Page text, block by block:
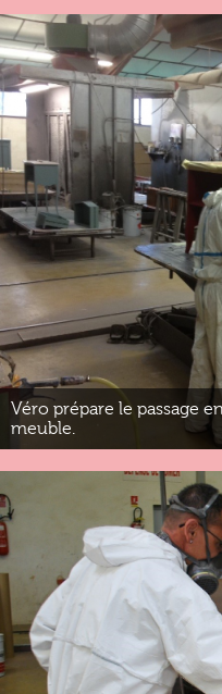
Véro prépare le passage
meuble.